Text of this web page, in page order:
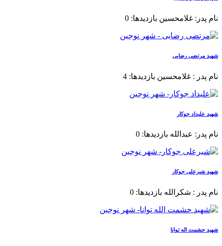
نام پدر: غلامحسین بازدیدها: 0
شهید مرتضی رضایی
نام پدر : غلامحسین بازدیدها: 4
شهید علیداد جوکار
نام پدر: عبدالله بازدیدها: 0
شهید شیرعلی جوکار
نام پدر : شکرالله بازدیدها: 0
شهید حشمت اله توانا